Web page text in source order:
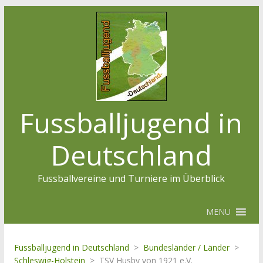
Fussballjugend in
Deutschland
Fussballvereine und Turniere im Überblick
MENU
Fussballjugend in Deutschland > Bundesländer / Länder >
Schleswig-Holstein > TSV Husby von 1921 e.V.